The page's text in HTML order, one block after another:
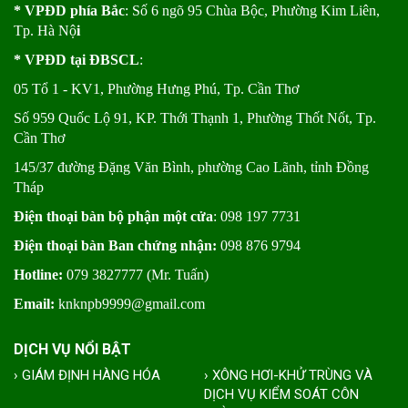
* VPĐD phía Bắc: Số 6 ngõ 95 Chùa Bộc, Phường Kim Liên,
Tp. Hà Nội
* VPĐD tại ĐBSCL:
05 Tổ 1 - KV1, Phường Hưng Phú, Tp. Cần Thơ
Số 959 Quốc Lộ 91, KP. Thới Thạnh 1, Phường Thốt Nốt, Tp.
Cần Thơ
145/37 đường Đặng Văn Bình, phường Cao Lãnh, tỉnh Đồng
Tháp
Điện thoại bàn bộ phận một cửa: 098 197 7731
Điện thoại bàn Ban chứng nhận: 098 876 9794
Hotline: 079 3827777 (Mr. Tuấn)
Email: knknpb9999@gmail.com
DỊCH VỤ NỔI BẬT
› GIÁM ĐỊNH HÀNG HÓA
› XÔNG HƠI-KHỬ TRÙNG VÀ
DỊCH VỤ KIỂM SOÁT CÔN